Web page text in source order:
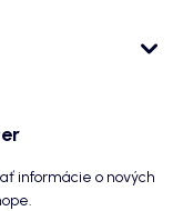
informácie o nových